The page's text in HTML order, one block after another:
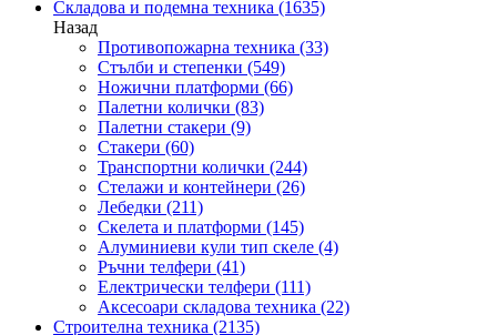
Складова и подемна техника (1635)
Назад
Противопожарна техника (33)
Стълби и степенки (549)
Ножични платформи (66)
Палетни колички (83)
Палетни стакери (9)
Стакери (60)
Транспортни колички (244)
Стелажи и контейнери (26)
Лебедки (211)
Скелета и платформи (145)
Алуминиеви кули тип скеле (4)
Ръчни телфери (41)
Електрически телфери (111)
Аксесоари складова техника (22)
Строителна техника (2135)